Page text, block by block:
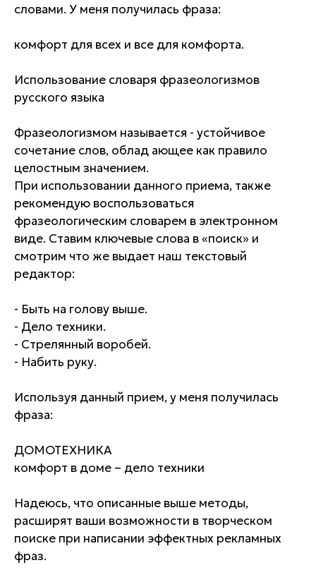
словами. У меня получилась фраза:
комфорт для всех и все для комфорта.
Использование словаря фразеологизмов
русского языка
Фразеологизмом называется - устойчивое
сочетание слов, облад ающее как правило
целостным значением.
При использовании данного приема, также
рекомендую воспользоваться
фразеологическим словарем в электронном
виде. Ставим ключевые слова в «поиск» и
смотрим что же выдает наш текстовый
редактор:
- Быть на голову выше.
- Дело техники.
- Стрелянный воробей.
- Набить руку.
Используя данный прием, у меня получилась
фраза:
ДОМОТЕХНИКА
комфорт в доме – дело техники
Надеюсь, что описанные выше методы,
расширят ваши возможности в творческом
поиске при написании эффектных рекламных
фраз.